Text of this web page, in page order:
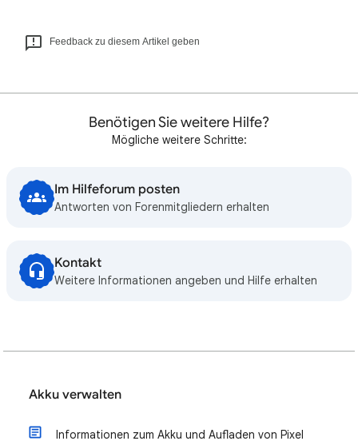
Feedback zu diesem Artikel geben
Benötigen Sie weitere Hilfe?
Mögliche weitere Schritte:
Im Hilfeforum posten
Antworten von Forenmitgliedern erhalten
Kontakt
Weitere Informationen angeben und Hilfe erhalten
Akku verwalten
Informationen zum Akku und Aufladen von Pixel